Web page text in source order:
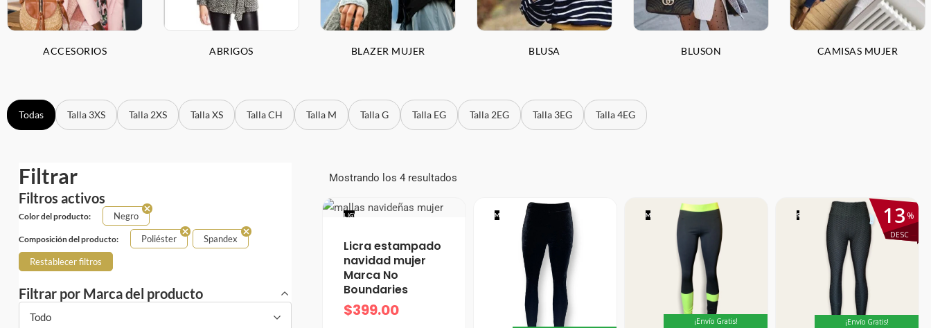
ACCESORIOS ABRIGOS BLAZER MUJER BLUSA BLUSON CAMISAS MUJER
Todas Talla 3XS Talla 2XS Talla XS Talla CH Talla M Talla G Talla EG Talla 2EG Talla 3EG Talla 4EG
Filtrar
Filtros activos
Color del producto: Negro
Composición del producto: Poliéster Spandex
Restablecer filtros
Filtrar por Marca del producto
Todo
Mostrando los 4 resultados
L (G)
Licra estampado
navidad mujer
Marca No
Boundaries
$399.00
M M
¡Envío Gratis!
S %
DESC
13
¡Envío Gratis!